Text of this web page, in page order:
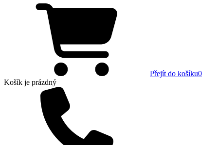
Přejít do košíku0
Košík je prázdný